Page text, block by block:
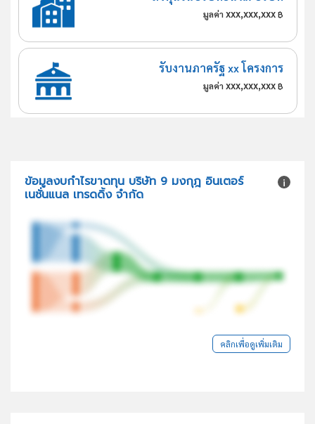
มูลค่า xxx,xxx,xxx ฿
รับงานภาครัฐ xx โครงการ
มูลค่า xxx,xxx,xxx ฿
ข้อมูลงบกำไรขาดทุน บริษัท 9 มงกุฎ อินเตอร์
เนชั่นแนล เทรดดิ้ง จำกัด
คลิกเพื่อดูเพิ่มเติม